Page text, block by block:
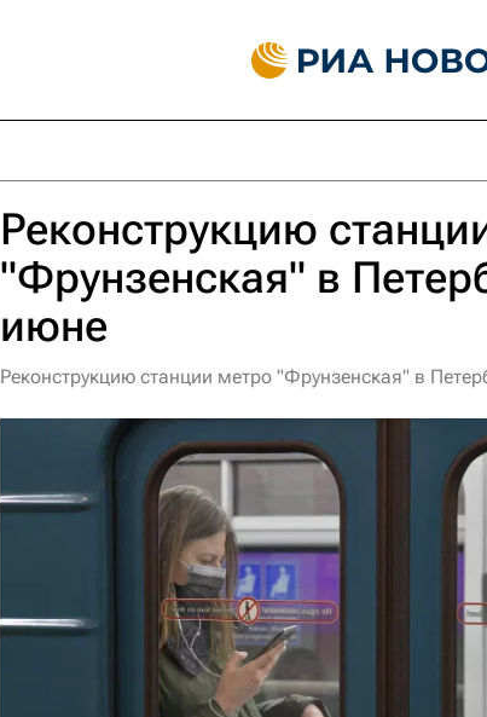
Реконструкцию
"Фрунзенская" в
июне
Реконструкцию станции метро "Фрунзенская" в